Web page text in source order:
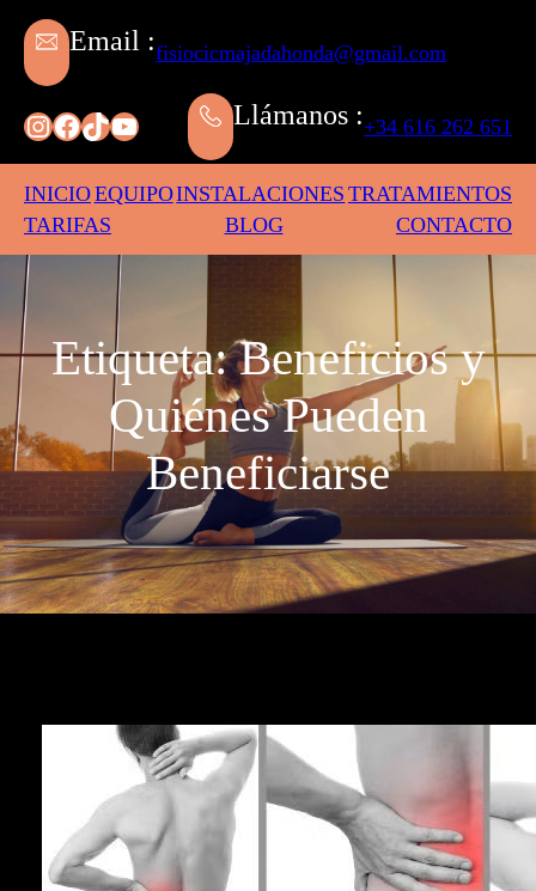
Email :fisiocicmajadahonda@gmail.com
Instagram
Facebook
TikTok
YouTube Llámanos :+34 616 262 651
INICIOEQUIPOINSTALACIONES TRATAMIENTOS
TARIFAS
BLOG CONTACTO
Etiqueta:Beneficios y
Quiénes Pueden
Beneficiarse